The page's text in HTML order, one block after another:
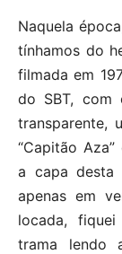
Naquela
tínhamos do
filmada em
do SBT, com
transparente,
“Capitão
a capa desta
apenas em
locada,
trama lendo